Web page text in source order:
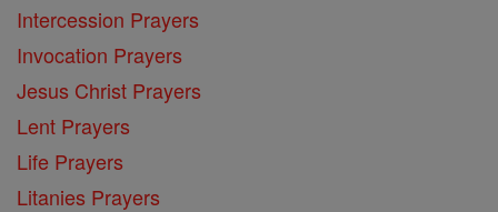
Intercession Prayers
Invocation Prayers
Jesus Christ Prayers
Lent Prayers
Life Prayers
Litanies Prayers